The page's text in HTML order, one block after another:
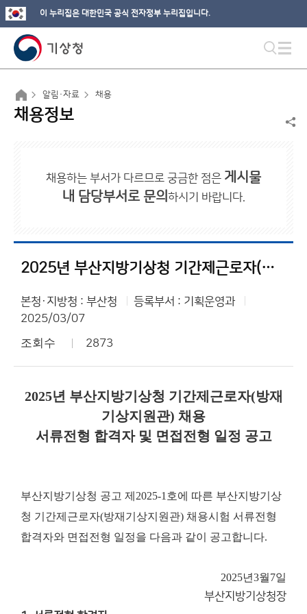
이 누리집은 대한민국 공식 전자정부 누리집입니다.
알림·자료 채용
채용정보
채용하는 부서가 다르므로 궁금한 점은 게시물
내 담당부서로 문의 하시기 바랍니다.
2025년 부산지방기상청 기간제근로자(방재기상지원관) 채용 서류전형 합격자 및 면접전형 일정 공고
본청·지방청 : 부산청
등록부서 : 기획운영과
2025/03/07
조회수 2873
2025년 부산지방기상청 기간제근로자(방재
기상지원관) 채용
서류전형 합격자 및 면접전형 일정 공고
부산지방기상청 공고 제2025-1호에 따른 부산지방기상
청 기간제근로자(방재기상지원관) 채용시험 서류전형
합격자와 면접전형 일정을 다음과 같이 공고합니다.
2025년3월7일
부산지방기상청장